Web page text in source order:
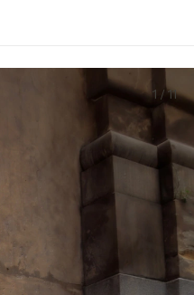
1 /11